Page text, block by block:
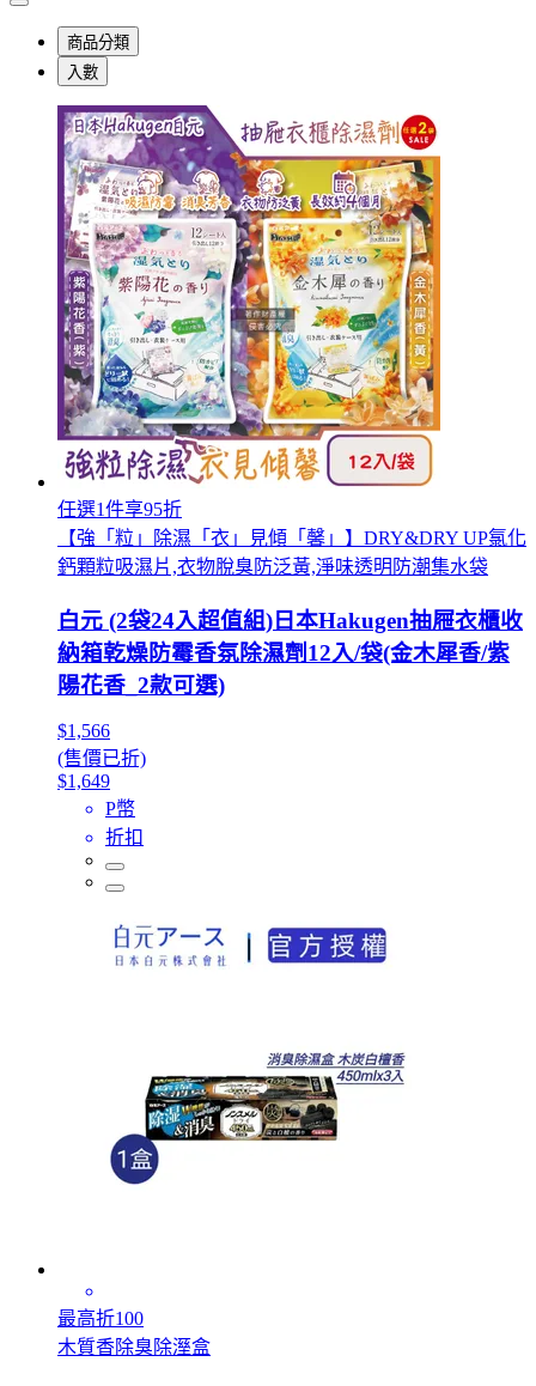
商品分類
入數
任選1件享95折
【強「粒」除濕「衣」見傾「馨」】DRY&DRY UP氯化
鈣顆粒吸濕片,衣物脫臭防泛黃,淨味透明防潮集水袋
白元 (2袋24入超值組)日本Hakugen抽屜衣櫃收
納箱乾燥防霉香氛除濕劑12入/袋(金木犀香/紫
陽花香_2款可選)
$1,566
(售價已折)
$1,649
P幣
折扣
最高折100
木質香除臭除溼盒